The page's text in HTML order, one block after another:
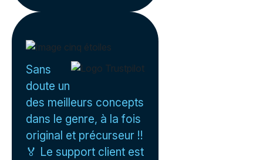
Sans
doute un
des meilleurs concepts
dans le genre, à la fois
original et précurseur !!
🏅 Le support client est